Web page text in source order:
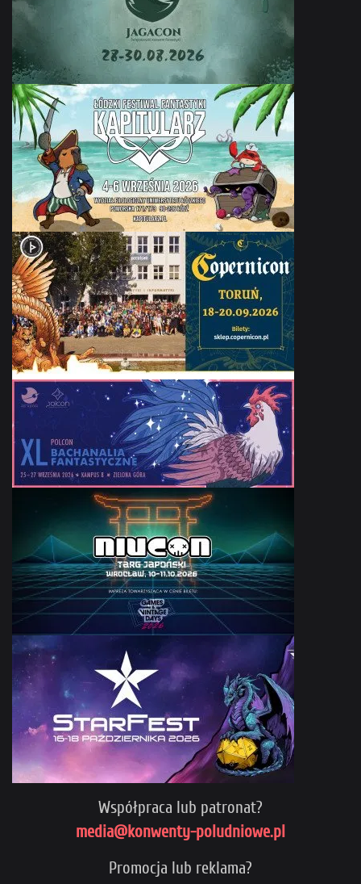
Współpraca lub patronat?
media@konwenty-poludniowe.pl
Promocja lub reklama?